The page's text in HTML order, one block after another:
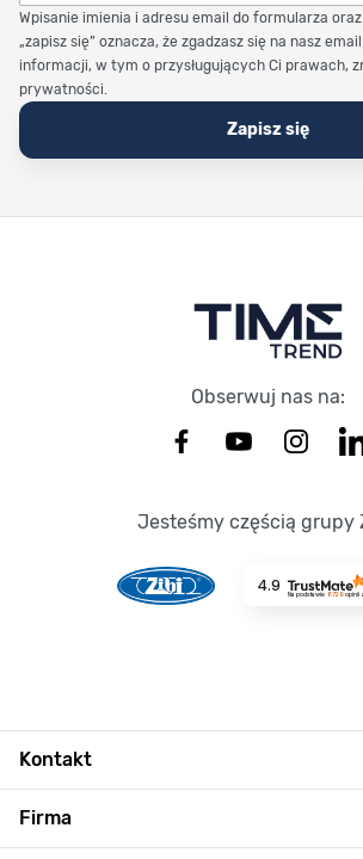
Wpisanie imienia i adresu email do formularza
„zapisz się” oznacza, że zgadzasz się na nasz
informacji, w tym o przysługujących Ci prawach,
prywatności.
Zapisz się
Obserwuj nas na:
Jesteśmy częścią grupy
4.9
Na podstawie 8729opinii
Kontakt
Firma